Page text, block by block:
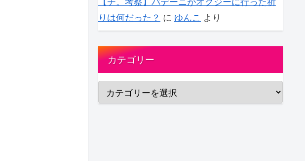
りは何だった？ に ゆんこ より
カテゴリー